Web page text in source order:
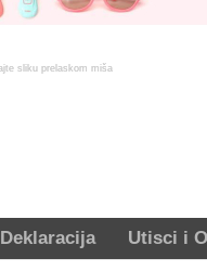
Deklaracija Utisci i